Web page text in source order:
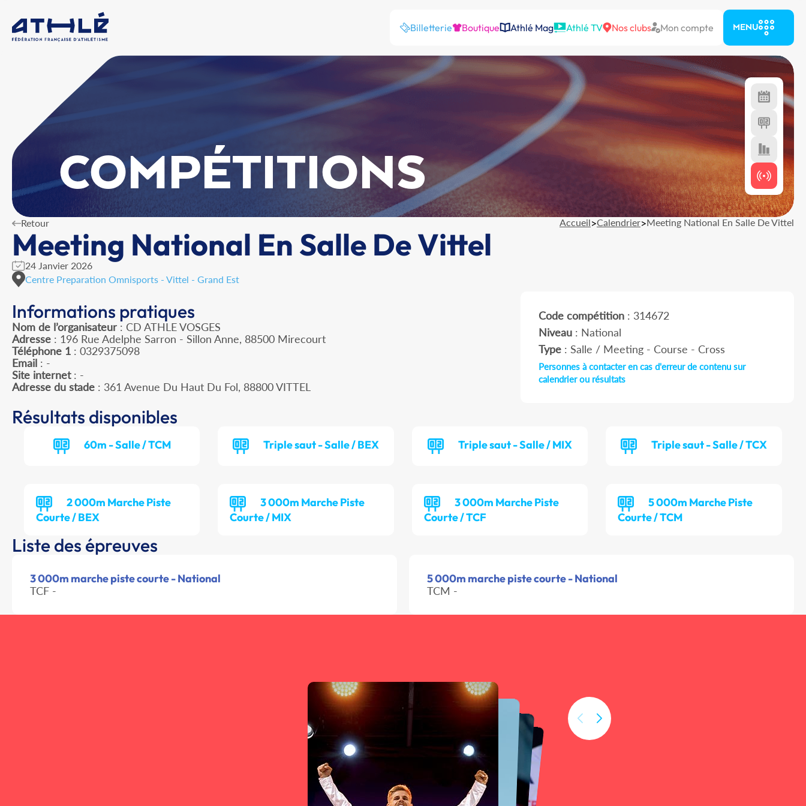
Billetterie Boutique Athlé Mag Athlé TV Nos clubs Mon compte MENU
COMPÉTITIONS
Retour Accueil>Calendrier>Meeting National En Salle De Vittel
Meeting National En Salle De Vittel
24 Janvier 2026
Centre Preparation Omnisports - Vittel - Grand Est
Informations pratiques
Nom de l’organisateur : CD ATHLE VOSGES
Adresse : 196 Rue Adelphe Sarron - Sillon Anne, 88500 Mirecourt
Téléphone 1 : 0329375098
Email : -
Site internet: -
Adresse du stade : 361 Avenue Du Haut Du Fol, 88800 VITTEL
Code compétition: 314672
Niveau: National
Type: Salle / Meeting - Course - Cross
Personnes à contacter en cas d'erreur de contenu sur
calendrier ou résultats
Résultats disponibles
60m - Salle / TCM Triple saut - Salle / BEX Triple saut - Salle / MIX Triple saut - Salle / TCX
2 000m Marche Piste
Courte / BEX
3 000m Marche Piste
Courte / MIX
3 000m Marche Piste
Courte / TCF
5 000m Marche Piste
Courte / TCM
Liste des épreuves
3 000m marche piste courte - National
TCF -
5 000m marche piste courte - National
TCM -